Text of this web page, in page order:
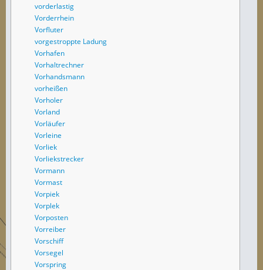
vorderlastig
Vorderrhein
Vorfluter
vorgestroppte Ladung
Vorhafen
Vorhaltrechner
Vorhandsmann
vorheißen
Vorholer
Vorland
Vorläufer
Vorleine
Vorliek
Vorliekstrecker
Vormann
Vormast
Vorpiek
Vorplek
Vorposten
Vorreiber
Vorschiff
Vorsegel
Vorspring